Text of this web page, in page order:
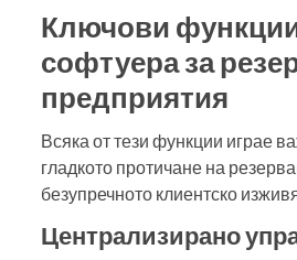
Ключови
софтуера за
предприятия
Всяка от тези функции играе
гладкото протичане на
безупречното клиентско
Централизирано